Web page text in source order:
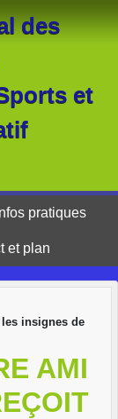
des
et
Infos pratiques
et plan
insignes de
AMI